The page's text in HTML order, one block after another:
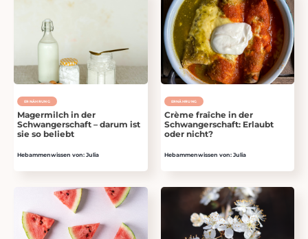
ERNÄHRUNG
Magermilch in der
Schwangerschaft – darum ist
sie so beliebt
Hebammenwissen von: Julia
ERNÄHRUNG
Crème fraîche in der
Schwangerschaft: Erlaubt
oder nicht?
Hebammenwissen von: Julia